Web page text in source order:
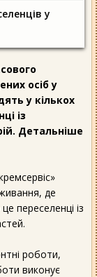
у
осіб у
у кількох
із
Детальніше
де
переселенці із
роботи,
виконує